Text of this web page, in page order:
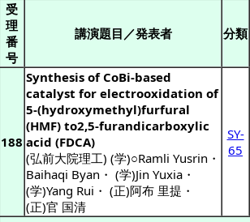
受
理
番
号
講演題目／発表者 分類
188
Synthesis of CoBi-based
catalyst for electrooxidation of
5-(hydroxymethyl)furfural
(HMF) to2,5-furandicarboxylic
acid (FDCA)
(弘前大院理工) (学)○Ramli Yusrin ・
Baihaqi Byan ・ (学)Jin Yuxia ・
(学)Yang Rui ・ (正)阿布 里提 ・
(正)官 国清
SY-
65